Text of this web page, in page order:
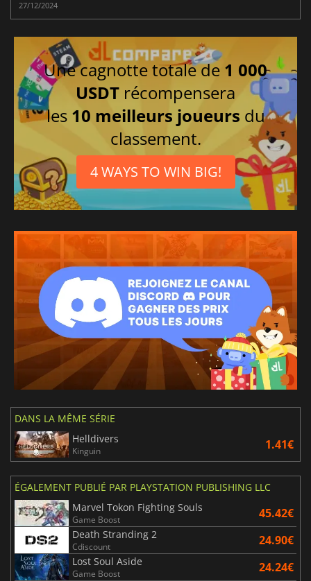
27/12/2024
Une cagnotte totale de 1 000
USDT récompensera
les 10 meilleurs joueurs du
classement.
4 WAYS TO WIN BIG!
DANS LA MÊME SÉRIE
Helldivers
Kinguin 1.41€
ÉGALEMENT PUBLIÉ PAR PLAYSTATION PUBLISHING LLC
Marvel Tokon Fighting Souls
Game Boost 45.42€
Death Stranding 2
Cdiscount 24.90€
Lost Soul Aside
Game Boost 24.24€